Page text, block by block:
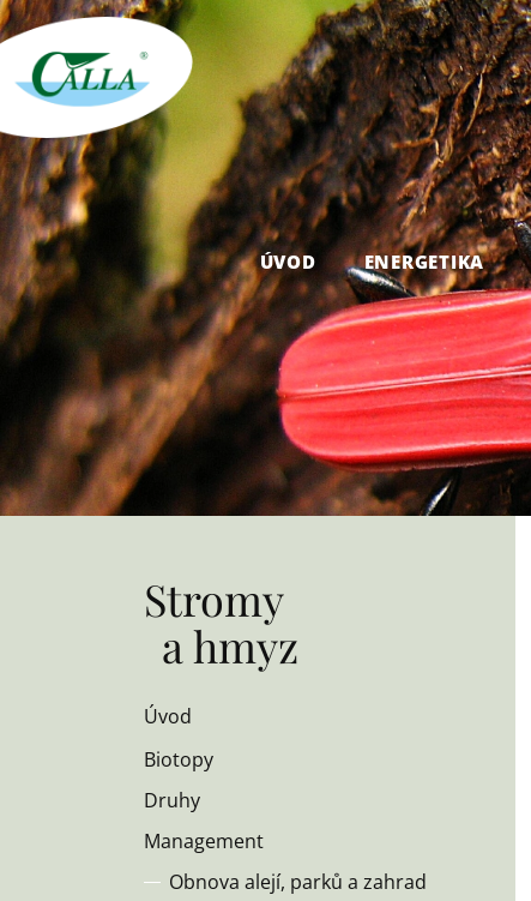
ÚVOD ENERGETIKA
Stromy
a hmyz
Úvod
Biotopy
Druhy
Management
Obnova alejí, parků a zahrad